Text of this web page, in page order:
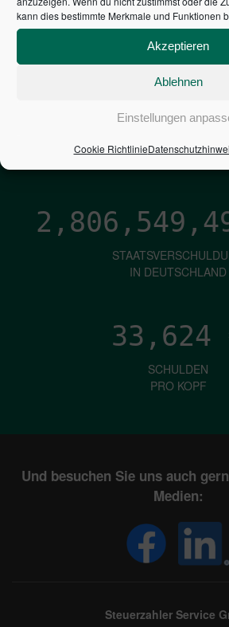
kann dies bestimmte Merkmale und Funktionen
Akzeptieren
Ablehnen
Einstellungen
Cookie Richtlinie
PRO SEKUNDE
1,601
PRO SEKUNDE
IN DEUTSCHLAND
33,624
SCHULDEN
PRO KOPF
Und besuchen Sie uns auch
Medien:
Steuerzahler Service